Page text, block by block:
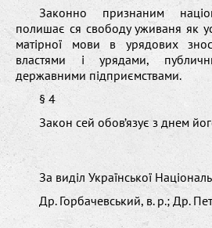
Законно признаним
полишає ся свободу уживаня як
матірної мови в урядових
властями і урядами,
державними підприємствами.
§ 4
Закон сей обов’язує з днем
За виділ Української
Др. Горбачевський, в. р.; Др.